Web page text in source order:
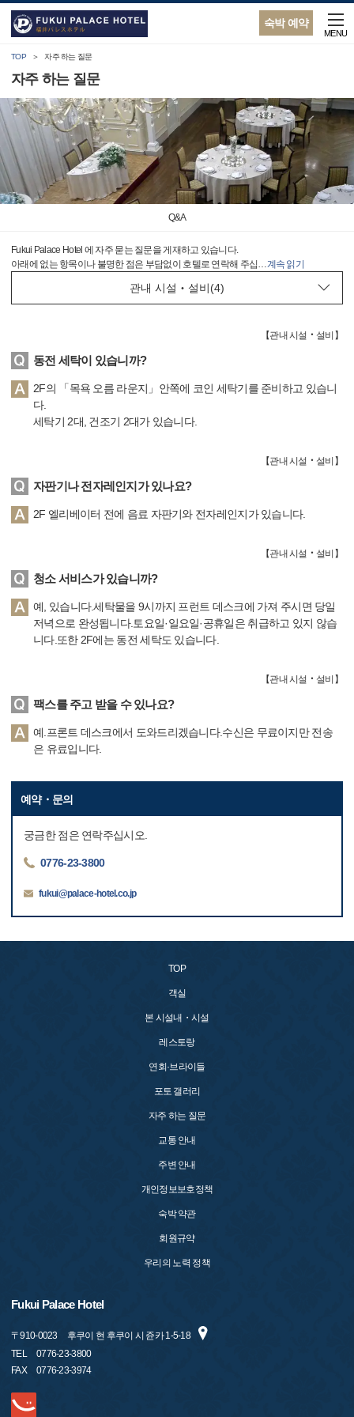
숙박 예약
MENU
TOP 자주 하는 질문
자주 하는 질문
Q&A
Fukui Palace Hotel 에 자주 묻는 질문을 게재하고 있습니다.
아래에 없는 항목이나 불명한 점은 부담없이 호텔로 연락해 주십…계속 읽기
【관내 시설‧설비 】
동전 세탁이 있습니까?
2F의 「목욕 오름 라운지」안쪽에 코인 세탁기를 준비하고 있습니
다.
세탁기 2대, 건조기 2대가 있습니다.
【관내 시설‧설비 】
자판기나 전자레인지가 있나요?
2F 엘리베이터 전에 음료 자판기와 전자레인지가 있습니다.
【관내 시설‧설비 】
청소 서비스가 있습니까?
예, 있습니다.세탁물을 9시까지 프런트 데스크에 가져 주시면 당일
저녁으로 완성됩니다.토요일·일요일·공휴일은 취급하고 있지 않습
니다.또한 2F에는 동전 세탁도 있습니다.
【관내 시설‧설비 】
팩스를 주고 받을 수 있나요?
예.프론트 데스크에서 도와드리겠습니다.수신은 무료이지만 전송
은 유료입니다.
예약・문의
궁금한 점은 연락주십시오.
0776-23-3800
fukui@palace-hotel.co.jp
TOP
객실
본 시설내・시설
레스토랑
연회·브라이들
포토 갤러리
자주 하는 질문
교통 안내
주변 안내
개인정보보호정책
숙박 약관
회원규약
우리의 노력 정책
Fukui Palace Hotel
〒910-0023
후쿠이 현 후쿠이 시 쥰카 1-5-18
TEL
0776-23-3800
FAX
0776-23-3974